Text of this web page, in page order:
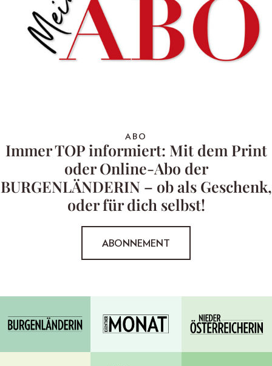
ABO
Immer TOP informiert: Mit dem Print
oder Online-Abo der
BURGENLÄNDERIN – ob als Geschenk,
oder für dich selbst!
ABONNEMENT